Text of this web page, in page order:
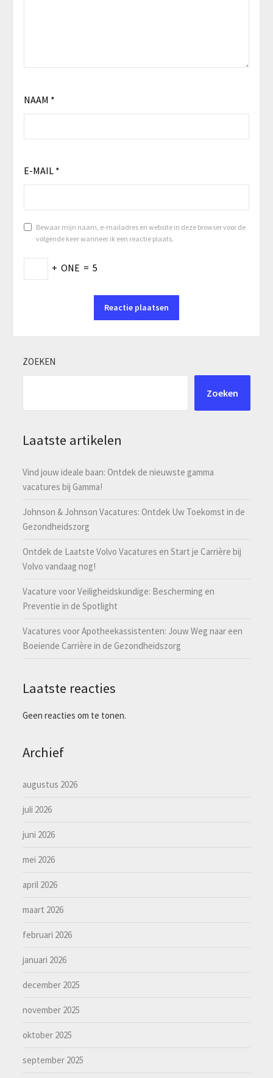
NAAM *
E-MAIL *
Bewaar mijn naam, e-mailadres en website in deze browser voor de
volgende keer wanneer ik een reactie plaats.
+ ONE = 5
ZOEKEN
Zoeken
Laatste artikelen
Vind jouw ideale baan: Ontdek de nieuwste gamma
vacatures bij Gamma!
Johnson & Johnson Vacatures: Ontdek Uw Toekomst in de
Gezondheidszorg
Ontdek de Laatste Volvo Vacatures en Start je Carrière bij
Volvo vandaag nog!
Vacature voor Veiligheidskundige: Bescherming en
Preventie in de Spotlight
Vacatures voor Apotheekassistenten: Jouw Weg naar een
Boeiende Carrière in de Gezondheidszorg
Laatste reacties
Geen reacties om te tonen.
Archief
augustus 2026
juli 2026
juni 2026
mei 2026
april 2026
maart 2026
februari 2026
januari 2026
december 2025
november 2025
oktober 2025
september 2025